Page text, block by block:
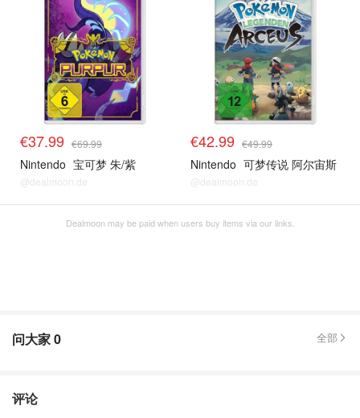
€37.99 €69.99
Nintendo 宝可梦 朱/紫
@dealmoon.de
€42.99 €49.99
Nintendo 可梦传说 阿尔宙斯
@dealmoon.de
Dealmoon may be paid when users buy items via our links.
问大家0 全部
评论